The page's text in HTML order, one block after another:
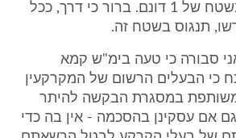
של מלוא הממכר בשטח של 1 דונם. ברור כי דרך, ככל
תנגוס בשטח זה.
סבורה כי טעה בימ"ש קמא
כי הבעלים הרשום של המקרקעין
במסגרת הבקשה להיתר
אם עסקינן בהסכמה - אין בה כדי